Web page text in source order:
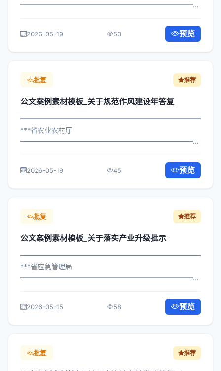
构： 为深入贯彻落实习近平总书记...
2026-05-19 53 预览
批复 推荐
公文案例素材模板_关于规范作风建设年答复
***省农业农村厅
于规范作风建设年答复管理制...
2026-05-19 45 预览
批复 推荐
公文案例素材模板_关于落实产业升级批示
***省应急管理局
深入贯彻落实习近平总书记关于关...
2026-05-15 58 预览
批复 推荐